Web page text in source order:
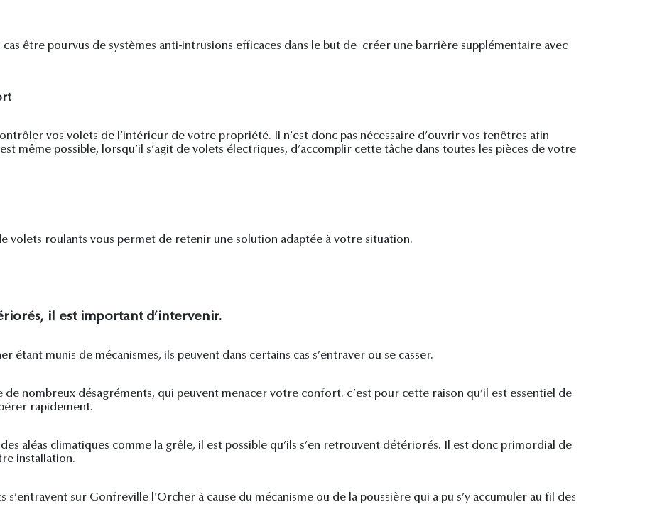
cas être pourvus de systèmes anti-intrusions efficaces dans le but de créer une barrière supplémentaire avec
vos volets de l’intérieur de votre propriété. Il n’est donc pas nécessaire d’ouvrir vos fenêtres afin
même possible, lorsqu’il s’agit de volets électriques, d’accomplir cette tâche dans toutes les pièces de votre
volets roulants vous permet de retenir une solution adaptée à votre situation.
il est important d’intervenir.
étant munis de mécanismes, ils peuvent dans certains cas s’entraver ou se casser.
de nombreux désagréments, qui peuvent menacer votre confort. c’est pour cette raison qu’il est essentiel de
rapidement.
aléas climatiques comme la grêle, il est possible qu’ils s’en retrouvent détériorés. Il est donc primordial de
installation.
s’entravent sur Gonfreville l'Orcher à cause du mécanisme ou de la poussière qui a pu s’y accumuler au fil des